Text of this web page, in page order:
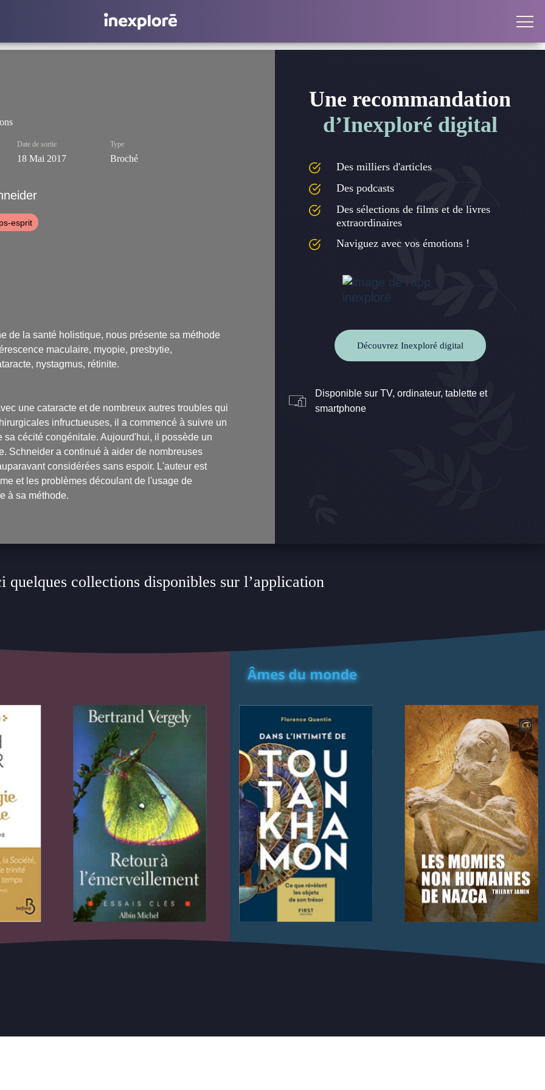
Date de sortie
18 Mai 2017
Type
Broché
esprit
de la santé holistique, nous présente sa méthode
maculaire, myopie, presbytie,
nystagmus, rétinite.
une cataracte et de nombreux autres troubles qui
infructueuses, il a commencé à suivre un
cécité congénitale. Aujourd'hui, il possède un
Schneider a continué à aider de nombreuses
considérées sans espoir. L'auteur est
et les problèmes découlant de l'usage de
à sa méthode.
Une recommandation
d’Inexploré digital
Des milliers d'articles
Des podcasts
Des sélections de films et de livres
extraordinaires
Naviguez avec vos émotions !
Découvrez Inexploré digital
Disponible sur TV, ordinateur, tablette et
smartphone
quelques collections disponibles sur l’application